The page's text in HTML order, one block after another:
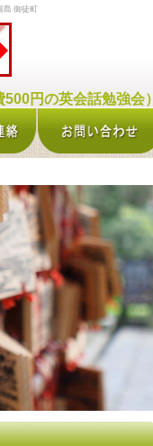
島 御徒町
円の英会話勉強会）